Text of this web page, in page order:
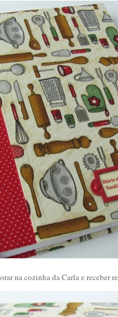
na cozinha da Carla e receber